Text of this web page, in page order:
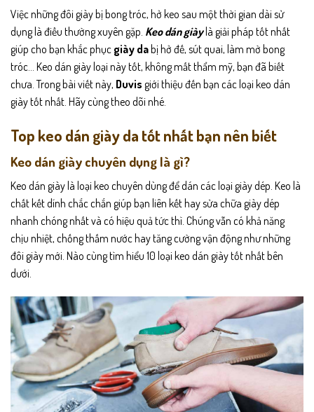
Việc những đôi giày bị bong tróc, hở keo sau một thời gian dài sử
dụng là điều thường xuyên gặp. Keo dán giàylà giải pháp tốt nhất
giúp cho bạn khắc phục giày da bị hở đế, sút quai, làm mờ bong
tróc… Keo dán giày loại này tốt, không mất thẩm mỹ, bạn đã biết
chưa. Trong bài viết này, Duvis giới thiệu đến bạn các loại keo dán
giày tốt nhất. Hãy cùng theo dõi nhé.
Top keo dán giày da tốt nhất bạn nên biết
Keo dán giày chuyên dụng là gì?
Keo dán giày là loại keo chuyên dùng để dán các loại giày dép. Keo là
chất kết dính chắc chắn giúp bạn liên kết hay sửa chữa giày dép
nhanh chóng nhất và có hiệu quả tức thì. Chúng vẫn có khả năng
chịu nhiệt, chống thấm nước hay tăng cường vận động như những
đôi giày mới. Nào cùng tìm hiểu 10 loại keo dán giày tốt nhất bên
dưới.